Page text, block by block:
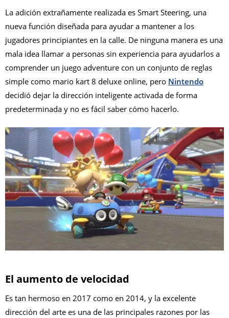
La adición extrañamente realizada es Smart Steering, una
nueva función diseñada para ayudar a mantener a los
jugadores principiantes en la calle. De ninguna manera es una
mala idea llamar a personas sin experiencia para ayudarlos a
comprender un juego adventure con un conjunto de reglas
simple como mario kart 8 deluxe online, pero Nintendo
decidió dejar la dirección inteligente activada de forma
predeterminada y no es fácil saber cómo hacerlo.
El aumento de velocidad
Es tan hermoso en 2017 como en 2014, y la excelente
dirección del arte es una de las principales razones por las